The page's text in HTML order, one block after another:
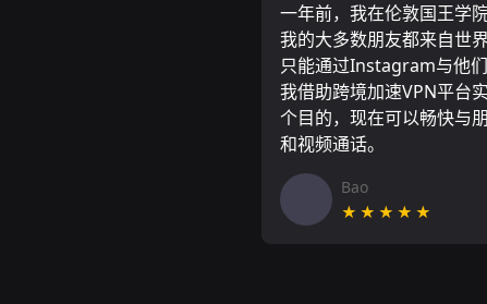
一年前，我在伦敦国王学院
我的大多数朋友都来自世界
只能通过Instagram与他们
我借助跨境加速VPN平台
个目的，现在可以畅快与
和视频通话。
Bao
★★★★★